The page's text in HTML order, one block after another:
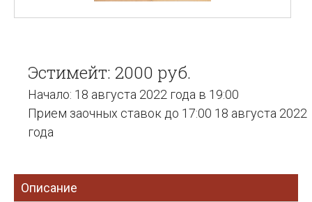
Эстимейт: 2000 руб.
Начало: 18 августа 2022 года в 19:00
Прием заочных ставок до 17:00 18 августа 2022
года
Описание